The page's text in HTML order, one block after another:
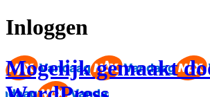
Inloggen
Mogelijk gemaakt